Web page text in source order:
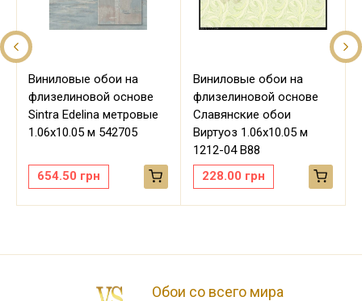
Виниловые обои на
флизелиновой основе
Sintra Edelina метровые
1.06х10.05 м 542705
654.50 грн
Виниловые обои на
флизелиновой основе
Славянские обои
Виртуоз 1.06х10.05 м
1212-04 В88
228.00 грн
Обои со всего мира